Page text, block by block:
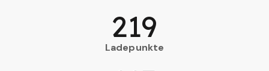
Ladepunkte
219